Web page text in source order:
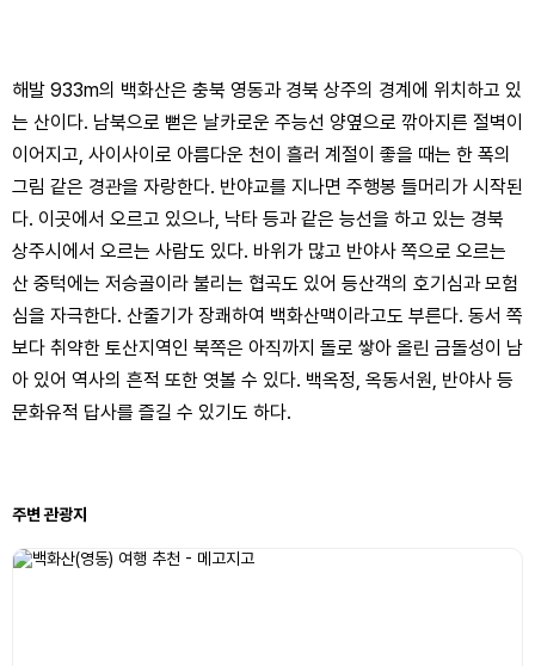
해발 933m의 백화산은 충북 영동과 경북 상주의 경계에 위치하고 있
는 산이다. 남북으로 뻗은 날카로운 주능선 양옆으로 깎아지른 절벽이
이어지고, 사이사이로 아름다운 천이 흘러 계절이 좋을 때는 한 폭의
그림 같은 경관을 자랑한다. 반야교를 지나면 주행봉 들머리가 시작된
다. 이곳에서 오르고 있으나, 낙타 등과 같은 능선을 하고 있는 경북
상주시에서 오르는 사람도 있다. 바위가 많고 반야사 쪽으로 오르는
산 중턱에는 저승골이라 불리는 협곡도 있어 등산객의 호기심과 모험
심을 자극한다. 산줄기가 장쾌하여 백화산맥이라고도 부른다. 동서 쪽
보다 취약한 토산지역인 북쪽은 아직까지 돌로 쌓아 올린 금돌성이 남
아 있어 역사의 흔적 또한 엿볼 수 있다. 백옥정, 옥동서원, 반야사 등
문화유적 답사를 즐길 수 있기도 하다.
주변 관광지